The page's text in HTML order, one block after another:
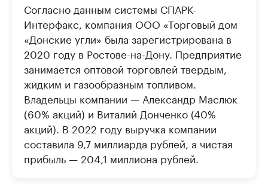
Согласно данным системы СПАРК-
Интерфакс, компания ООО «Торговый дом
«Донские угли» была зарегистрирована в
2020 году в Ростове-на-Дону. Предприятие
занимается оптовой торговлей твердым,
жидким и газообразным топливом.
Владельцы компании — Александр Маслюк
(60% акций) и Виталий Донченко (40%
акций). В 2022 году выручка компании
составила 9,7 миллиарда рублей, а чистая
прибыль — 204,1 миллиона рублей.